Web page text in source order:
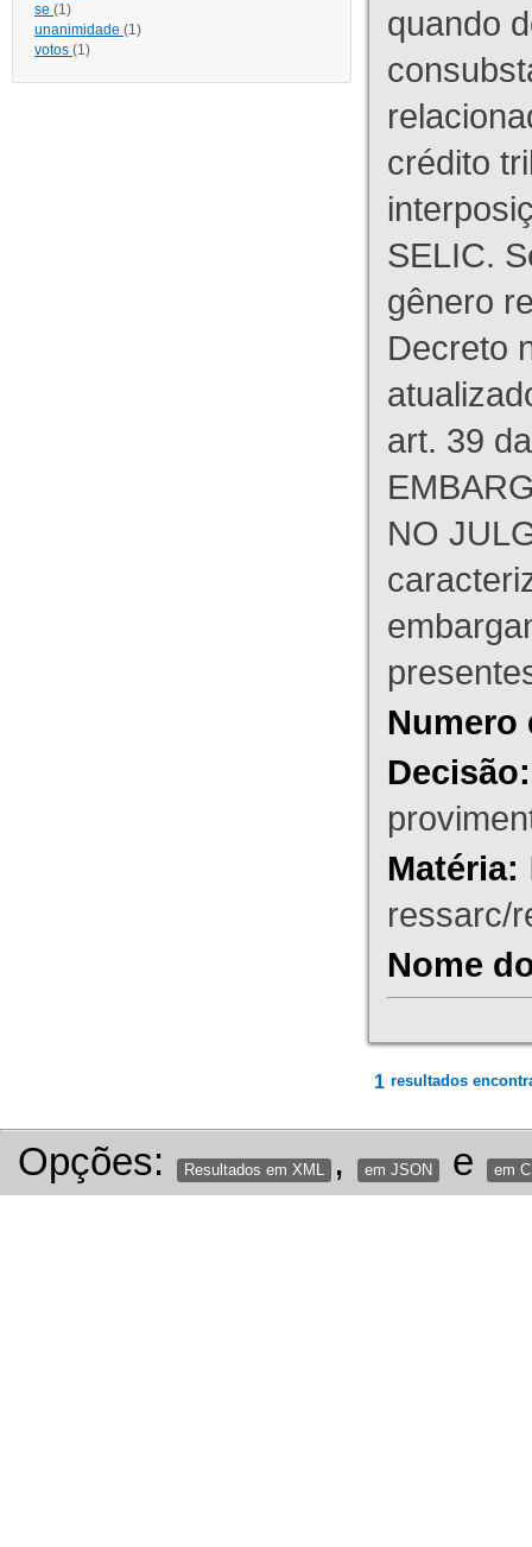
se (1)
unanimidade (1)
votos (1)
quando
crédito
SELIC.
gênero
Decreto
art. 39
NO
Numero
Decisão:
Matéria:
ressarc/
Nome
1 resultados
Opções: Resultados em XML , em JSON e em